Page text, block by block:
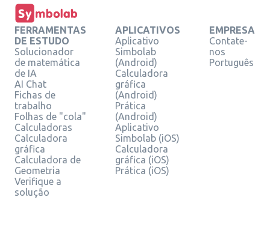
FERRAMENTAS
DE ESTUDO
Solucionador
de matemática
de IA
AI Chat
Fichas de
trabalho
Folhas de "cola"
Calculadoras
Calculadora
gráfica
Calculadora de
Geometria
Verifique a
solução
APLICATIVOS
Aplicativo
Simbolab
(Android)
Calculadora
gráfica
(Android)
Prática
(Android)
Aplicativo
Simbolab (iOS)
Calculadora
gráfica (iOS)
Prática (iOS)
EMPRESA
Contate-
nos
Português